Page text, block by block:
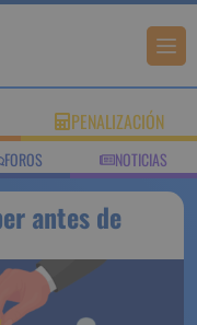
PENALIZACIÓN
NOTICIAS
antes